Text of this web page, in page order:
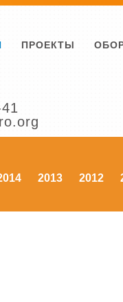
ПРОЕКТЫ
2013 2012